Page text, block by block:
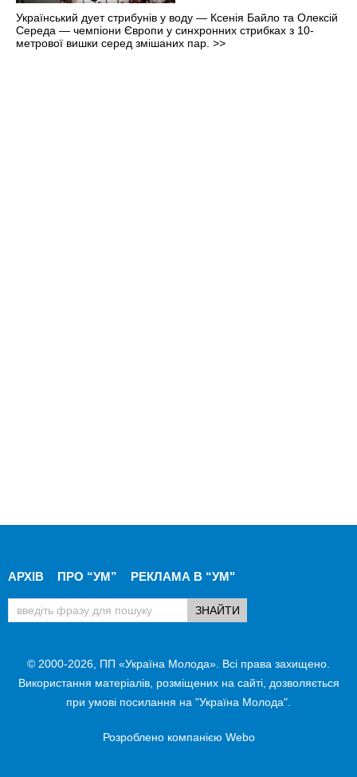
Український дует стрибунів у воду — Ксенія Байло та Олексій
Середа — чемпіони Європи у синхронних стрибках з 10-
метрової вишки серед змішаних пар. >>
АРХІВ ПРО “УМ” РЕКЛАМА В “УМ"
© 2000-2026, ПП «Україна Молода». Всі права захищено.
Використання матеріалів, розміщених на сайті, дозволяється
при умові посилання на "Україна Молода".
Розроблено компанією Webo